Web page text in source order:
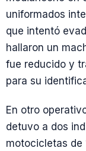
uniformados
que intentó
hallaron un
fue reducido y
para su
En otro
detuvo a dos
motocicletas de